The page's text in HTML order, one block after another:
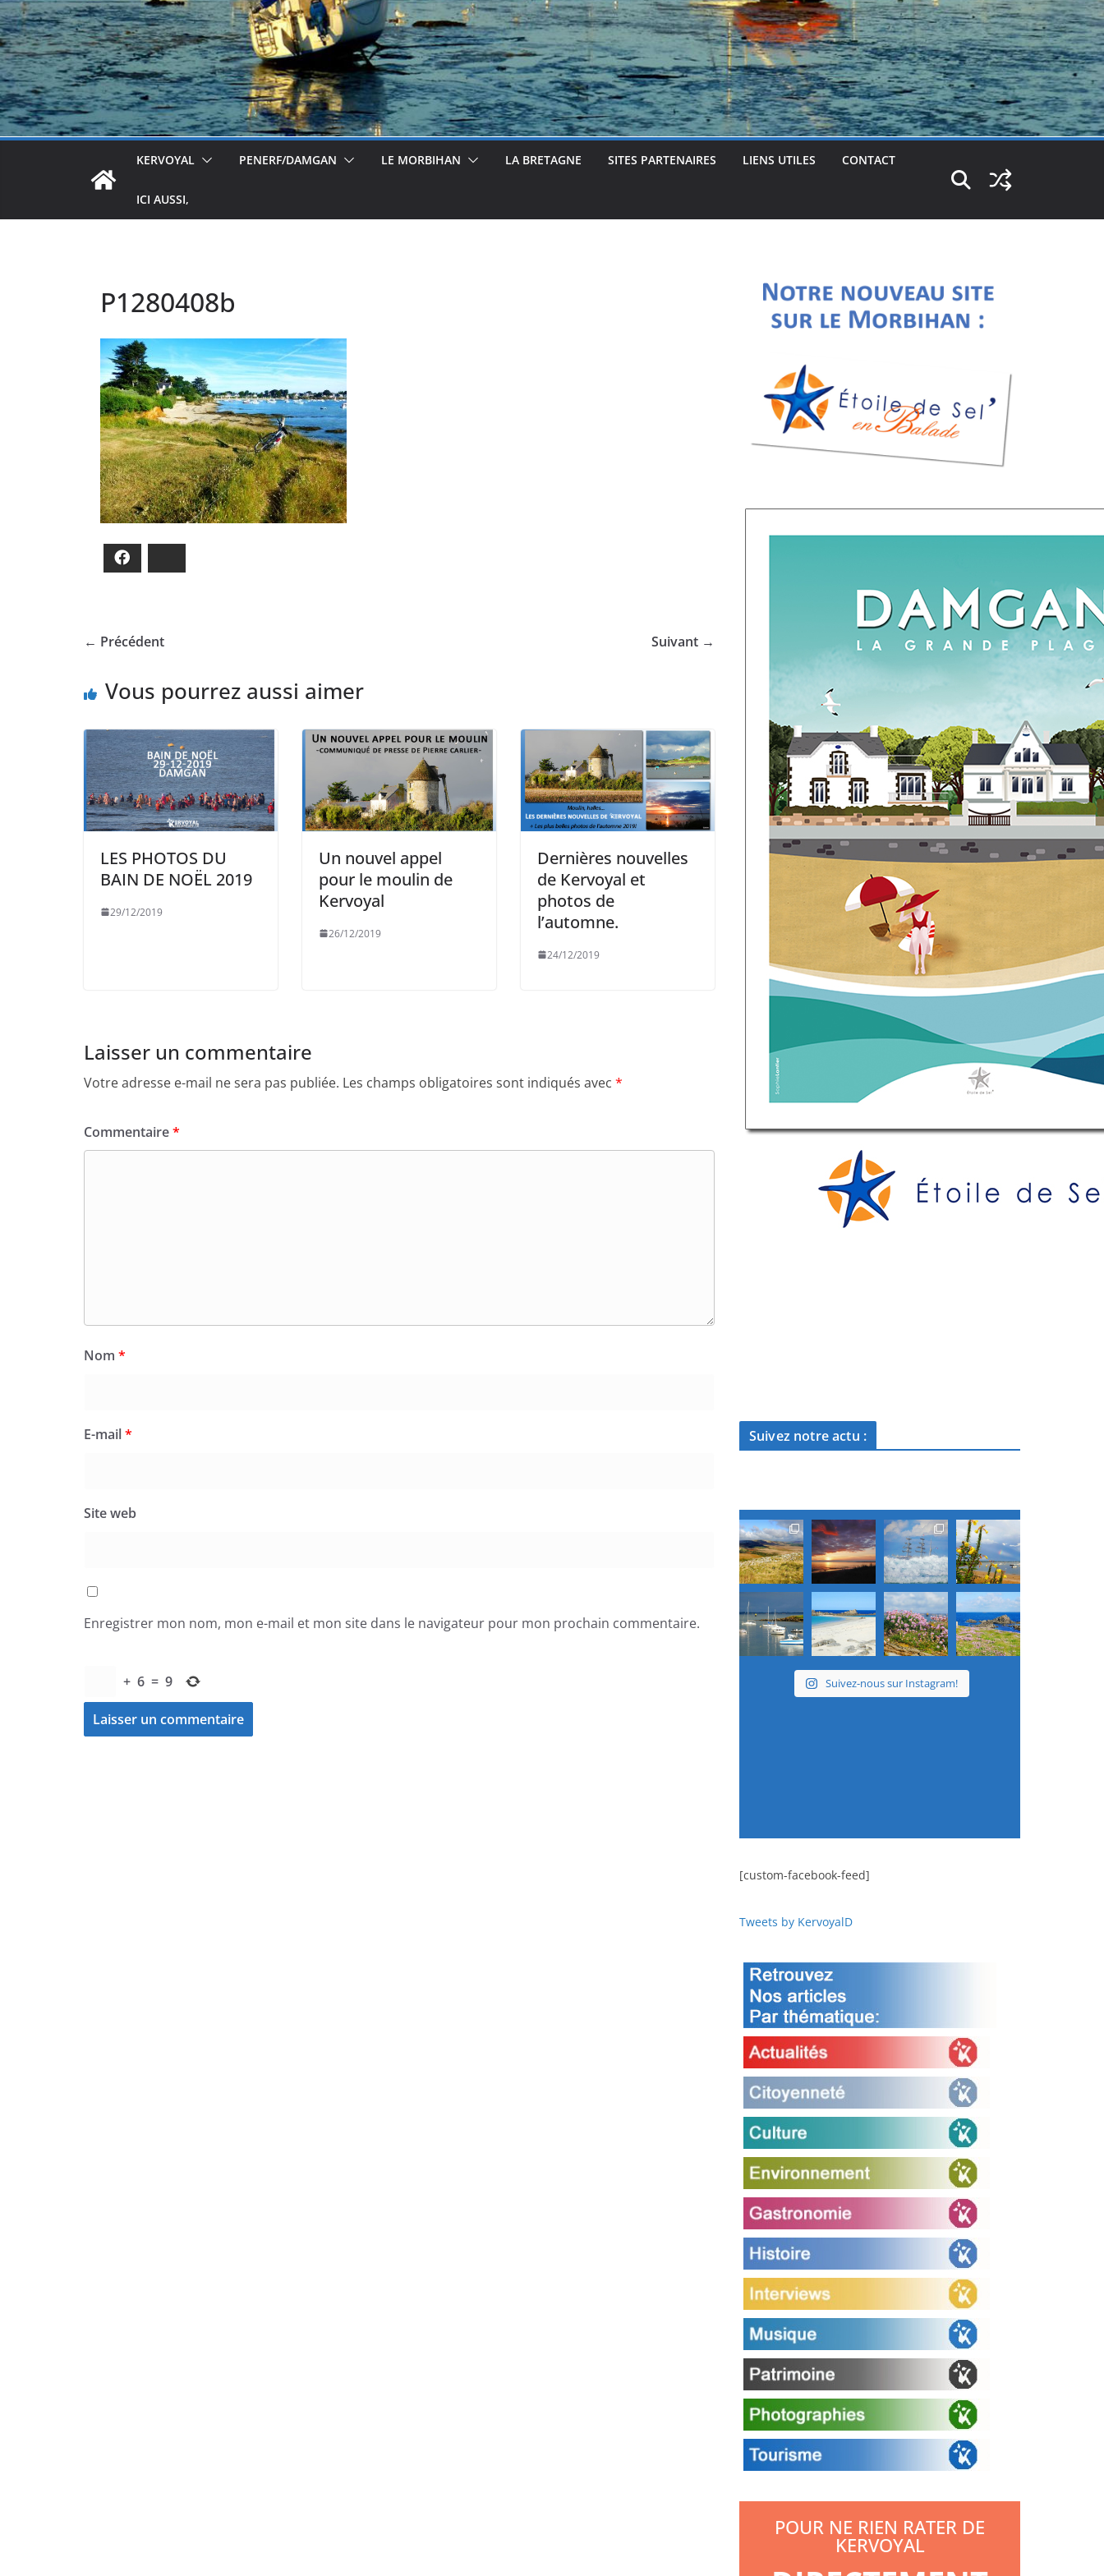
KERVOYAL PENERF/DAMGAN LE MORBIHAN LA BRETAGNE SITES PARTENAIRES LIENS UTILES CONTACT
ICI AUSSI,
P1280408b
← Précédent Suivant →
Vous pourrez aussi aimer
LES PHOTOS DU
BAIN DE NOËL 2019
29/12/2019
Un nouvel appel
pour le moulin de
Kervoyal
26/12/2019
Dernières nouvelles
de Kervoyal et
photos de
l’automne.
24/12/2019
Laisser un commentaire
Votre adresse e-mail ne sera pas publiée. Les champs obligatoires sont indiqués avec *
Commentaire*
Nom *
E-mail*
Site web
Enregistrer mon nom, mon e-mail et mon site dans le navigateur pour mon prochain commentaire.
+ 6 = 9
Suivez notre actu :
Suivez-nous sur Instagram!
[custom-facebook-feed]
Tweets by KervoyalD
POUR NE RIEN RATER DE
KERVOYAL